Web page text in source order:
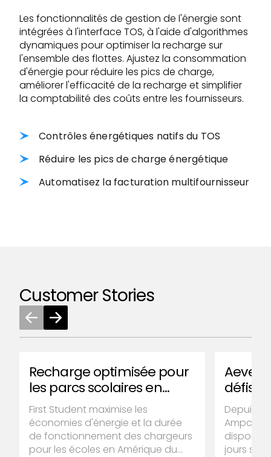
Les fonctionnalités de gestion de l'énergie sont
intégrées à l'interface TOS, à l'aide d'algorithmes
dynamiques pour optimiser la recharge sur
l'ensemble des flottes. Ajustez la consommation
d'énergie pour réduire les pics de charge,
améliorer l'efficacité de la recharge et simplifier
la comptabilité des coûts entre les fournisseurs.
Contrôles énergétiques natifs du TOS
Réduire les pics de charge énergétique
Automatisez la facturation multifournisseur
Customer Stories
Recharge optimisée pour
les parcs scolaires en
Amérique du Nord
First Student maximise les
économies d'énergie et la durée
de fonctionnement des chargeurs
pour les écoles en Amérique du
défis
Sud
Depuis
jours sur